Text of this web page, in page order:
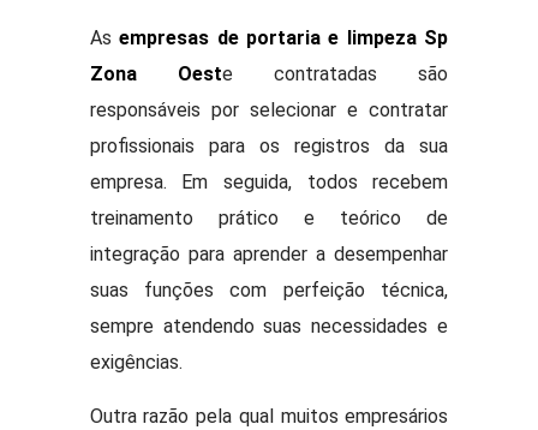
Asempresas de portaria e limpeza Sp
Zona Oeste contratadas são
responsáveis por selecionar e contratar
profissionais para os registros da sua
empresa. Em seguida, todos recebem
treinamento prático e teórico de
integração para aprender a desempenhar
suas funções com perfeição técnica,
sempre atendendo suas necessidades e
exigências.
Outra razão pela qual muitos empresários